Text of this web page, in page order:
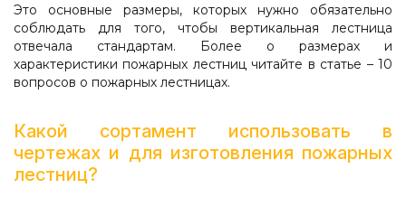
Это основные размеры, которых нужно обязательно
соблюдать для того, чтобы вертикальная лестница
отвечала стандартам. Более о размерах и
характеристики пожарных лестниц читайте в статье – 10
вопросов о пожарных лестницах.
Какой сортамент использовать в
чертежах и для изготовления пожарных
лестниц?